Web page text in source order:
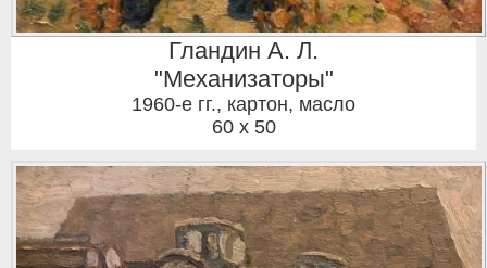
Гландин А. Л.
"Механизаторы"
1960-е гг., картон, масло
60 x 50